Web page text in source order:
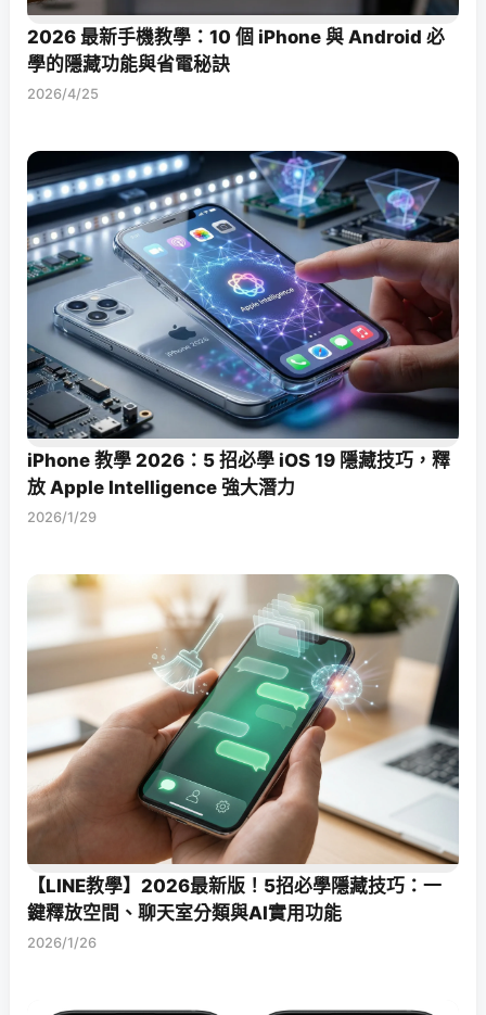
2026 最新手機教學：10 個 iPhone 與 Android 必
學的隱藏功能與省電秘訣
2026/4/25
iPhone 教學 2026：5 招必學 iOS 19 隱藏技巧，釋
放 Apple Intelligence 強大潛力
2026/1/29
【LINE教學】2026最新版！5招必學隱藏技巧：一
鍵釋放空間、聊天室分類與AI實用功能
2026/1/26